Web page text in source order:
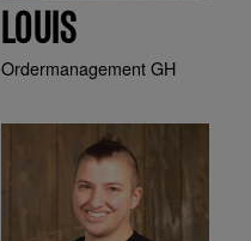
LOUIS
Ordermanagement GH